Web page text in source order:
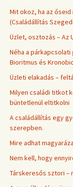
Mit okoz, ha az
(Családállítás
Üzlet, osztozás – Az
Néha a
Bioritmus és
Üzleti elakadás –
Milyen családi titkot
büntetlenül eltitkolni
A családállítás egy
szerepben.
Mire adhat
Nem kell, hogy
Társkeresős sztori –